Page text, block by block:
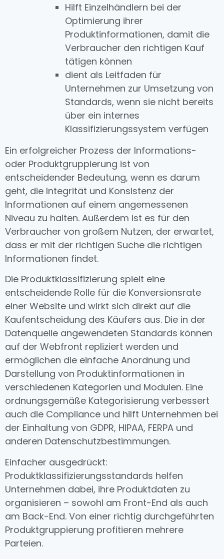
Hilft Einzelhändlern bei der
Optimierung ihrer
Produktinformationen, damit die
Verbraucher den richtigen Kauf
tätigen können
dient als Leitfaden für
Unternehmen zur Umsetzung von
Standards, wenn sie nicht bereits
über ein internes
Klassifizierungssystem verfügen
Ein erfolgreicher Prozess der Informations-
oder Produktgruppierung ist von
entscheidender Bedeutung, wenn es darum
geht, die Integrität und Konsistenz der
Informationen auf einem angemessenen
Niveau zu halten. Außerdem ist es für den
Verbraucher von großem Nutzen, der erwartet,
dass er mit der richtigen Suche die richtigen
Informationen findet.
Die Produktklassifizierung spielt eine
entscheidende Rolle für die Konversionsrate
einer Website und wirkt sich direkt auf die
Kaufentscheidung des Käufers aus. Die in der
Datenquelle angewendeten Standards können
auf der Webfront repliziert werden und
ermöglichen die einfache Anordnung und
Darstellung von Produktinformationen in
verschiedenen Kategorien und Modulen. Eine
ordnungsgemäße Kategorisierung verbessert
auch die Compliance und hilft Unternehmen bei
der Einhaltung von GDPR, HIPAA, FERPA und
anderen Datenschutzbestimmungen.
Einfacher ausgedrückt:
Produktklassifizierungsstandards helfen
Unternehmen dabei, ihre Produktdaten zu
organisieren – sowohl am Front-End als auch
am Back-End. Von einer richtig durchgeführten
Produktgruppierung profitieren mehrere
Parteien.